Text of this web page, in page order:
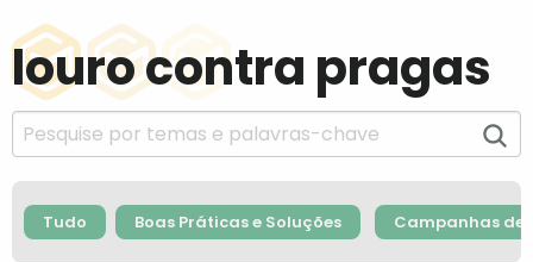
louro contra pragas
Tudo Boas Práticas e Soluções Campanhas de